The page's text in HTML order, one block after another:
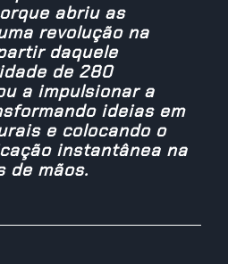
abriu as
revolução na
daquele
de 280
a impulsionar a
ideias em
e colocando o
instantânea na
de mãos.